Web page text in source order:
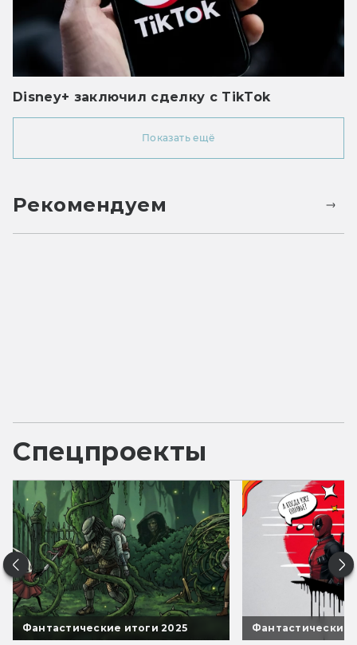
Disney+ заключил сделку с TikTok
Показать ещё
Рекомендуем
Спецпроекты
Фантастические итоги 2025 Фантастические